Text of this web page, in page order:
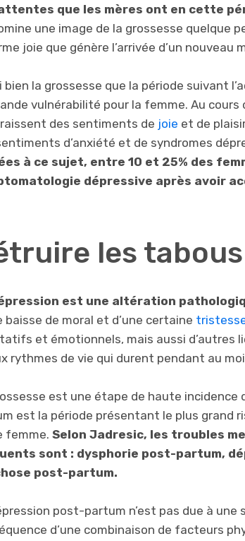
que les mères ont en cette
une image de la grossesse quelque
joie que génère l’arrivée d’un nouveau
bien la grossesse que la période suivant
vulnérabilité pour la femme. Au
des sentiments de joie et de
d’anxiété et de syndromes
à ce sujet, entre 10 et 25% des
dépressive après avoir
les tabous
est une altération
baisse de moral et d’une certaine
et émotionnels, mais aussi d’autres
rythmes de vie qui durent pendant au
est une étape de haute
est la période présentant le plus grand
femme. Selon Jadresic, les troubles
sont : dysphorie post-partum,
post-partum.
post-partum n’est pas due à une
d’une combinaison de facteurs